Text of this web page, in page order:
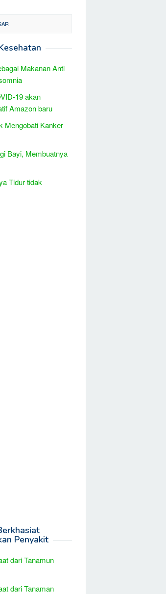
Makanan Anti
19 akan
Amazon baru
Mengobati Kanker
Bayi, Membuatnya
Tidur tidak
Penyakit
dari Tanamun
dari Tanaman